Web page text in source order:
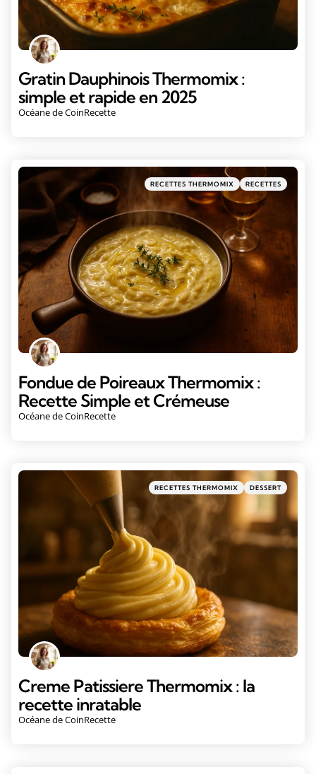
Gratin Dauphinois Thermomix :
simple et rapide en 2025
Océane de CoinRecette
RECETTES THERMOMIX RECETTES
Fondue de Poireaux Thermomix :
Recette Simple et Crémeuse
Océane de CoinRecette
RECETTES THERMOMIX DESSERT
Creme Patissiere Thermomix : la
recette inratable
Océane de CoinRecette